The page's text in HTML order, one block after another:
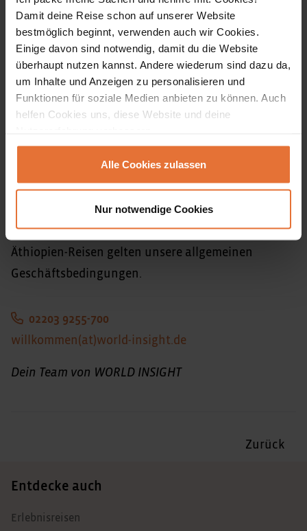
Damit deine Reise schon auf unserer Website
bestmöglich beginnt, verwenden auch wir Cookies.
Einige davon sind notwendig, damit du die Website
überhaupt nutzen kannst. Andere wiederum sind dazu da,
um Inhalte und Anzeigen zu personalisieren und
Funktionen für soziale Medien anbieten zu können. Auch
helfen Cookies uns, diese Website und deine
Alle Cookies zulassen
Nur notwendige Cookies
Es gilt zu beachten, dass Äthiopien ein riesiges
Land ist, welches zusammengenommen der Größe
Zentraleuropas entspricht und somit viele
Landesteile nach wie vor gut bereisbar sind. In
enger Zusammenarbeit mit unserem Country
Manager und Team vor Ort halten wir uns über die
Für Umbuchungen und Stornierungen unserer
Äthiopien-Reisen gelten unsere allgemeinen
Geschäftsbedingungen.
02203 9255-700
willkommen(at)world-insight.de
Dein Team von WORLD INSIGHT
Zurück
Entdecke auch
Erlebnisreisen